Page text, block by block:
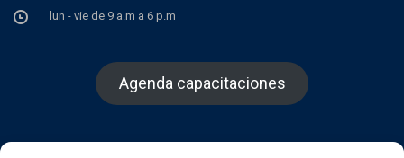
lun - vie de 9 a.m a 6 p.m
Agenda capacitaciones